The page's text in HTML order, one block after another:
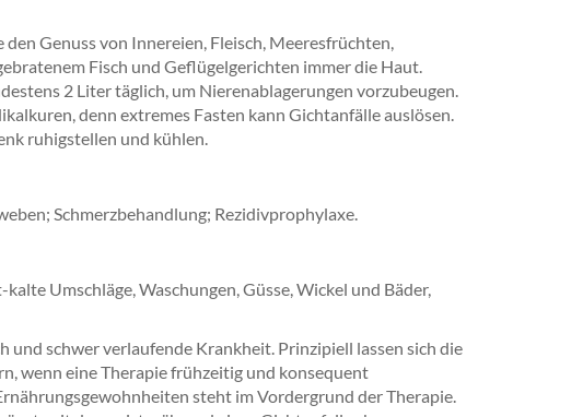
Genuss von Innereien, Fleisch, Meeresfrüchten,
Fisch und Geflügelgerichten immer die Haut.
2 Liter täglich, um Nierenablagerungen vorzubeugen.
denn extremes Fasten kann Gichtanfälle auslösen.
ruhigstellen und kühlen.
Schmerzbehandlung; Rezidivprophylaxe.
Umschläge, Waschungen, Güsse, Wickel und Bäder,
und schwer verlaufende Krankheit. Prinzipiell lassen sich die
wenn eine Therapie frühzeitig und konsequent
steht im Vordergrund der Therapie.